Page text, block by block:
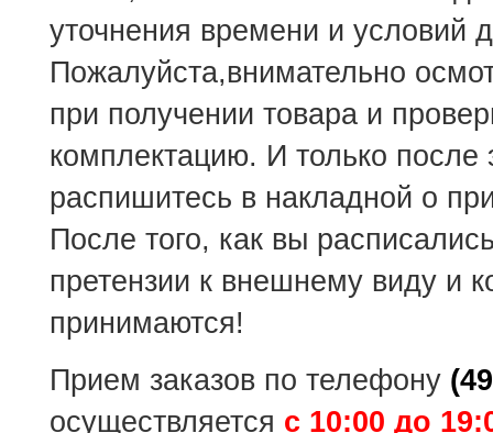
уточнения времени и условий
Пожалуйста,внимательно
при получении товара и
комплектацию. И только после
распишитесь в накладной о
После того, как вы
претензии к внешнему виду и
принимаются!
Прием заказов по телефону
осуществляется с 10:00 до